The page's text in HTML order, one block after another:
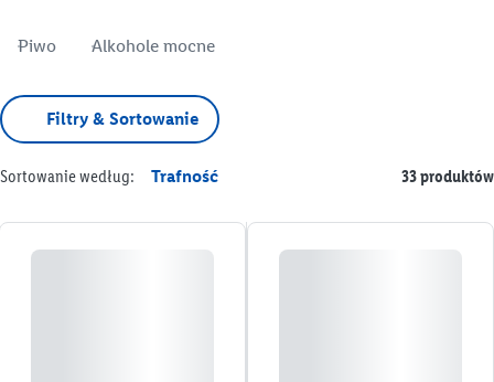
Piwo Alkohole mocne
Filtry & Sortowanie
Sortowanie według: Trafność 33 produktów